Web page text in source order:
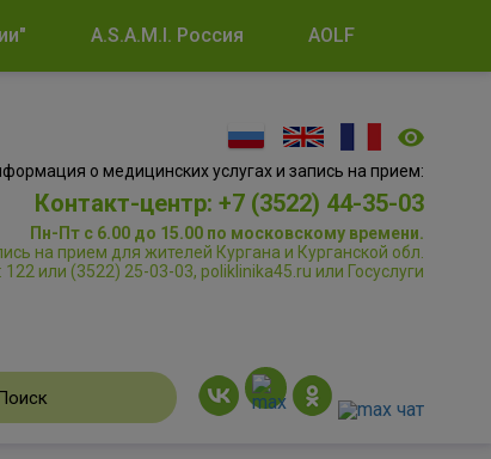
A.S.A.M.I. Россия AOLF
о медицинских услугах и запись на прием:
Контакт-центр: +7 (3522) 44-35-03
Пн-Пт с 6.00 до 15.00 по московскому времени.
на прием для жителей Кургана и Курганской обл.
122 или (3522) 25-03-03, poliklinika45.ru или Госуслуги